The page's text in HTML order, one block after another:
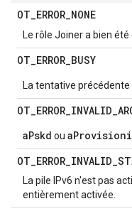
OT_ERROR_NONE
Le rôle Joiner a bien été
OT_ERROR_BUSY
La tentative précédente
OT_ERROR_INVALID_
aPskd ou
OT_ERROR_INVALID_
La pile IPv6 n'est pas
entièrement activée.